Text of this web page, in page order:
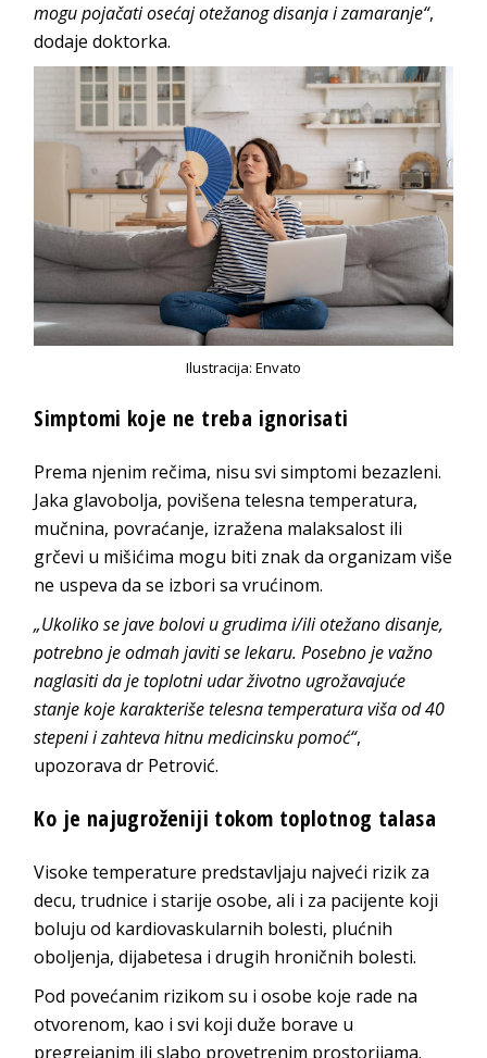
mogu pojačati osećaj otežanog disanja i zamaranje“,
dodaje doktorka.
Ilustracija: Envato
Simptomi koje ne treba ignorisati
Prema njenim rečima, nisu svi simptomi bezazleni.
Jaka glavobolja, povišena telesna temperatura,
mučnina, povraćanje, izražena malaksalost ili
grčevi u mišićima mogu biti znak da organizam više
ne uspeva da se izbori sa vrućinom.
„Ukoliko se jave bolovi u grudima i/ili otežano disanje,
potrebno je odmah javiti se lekaru. Posebno je važno
naglasiti da je toplotni udar životno ugrožavajuće
stanje koje karakteriše telesna temperatura viša od 40
stepeni i zahteva hitnu medicinsku pomoć“,
upozorava dr Petrović.
Ko je najugroženiji tokom toplotnog talasa
Visoke temperature predstavljaju najveći rizik za
decu, trudnice i starije osobe, ali i za pacijente koji
boluju od kardiovaskularnih bolesti, plućnih
oboljenja, dijabetesa i drugih hroničnih bolesti.
Pod povećanim rizikom su i osobe koje rade na
otvorenom, kao i svi koji duže borave u
pregrejanim ili slabo provetrenim prostorijama.